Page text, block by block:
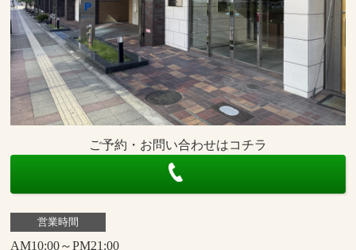
ご予約・お問い合わせはコチラ
営業時間
AM10:00～PM21:00